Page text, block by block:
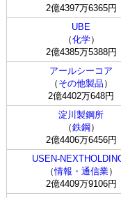
2億4397万6365円
UBE
（化学）
2億4385万5388円
アールシーコア
（ その他製品 ）
2億4402万648円
淀川製鋼所
（鉄鋼）
2億4406万6456円
USEN-
（情報・通信業）
2億4409万9106円